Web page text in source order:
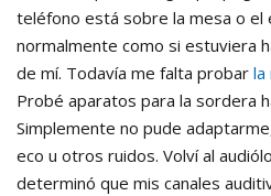
teléfono está sobre la mesa o el
normalmente como si estuviera
de mí. Todavía me falta probar la
Probé aparatos para la sordera
Simplemente no pude
eco u otros ruidos. Volví al
determinó que mis canales